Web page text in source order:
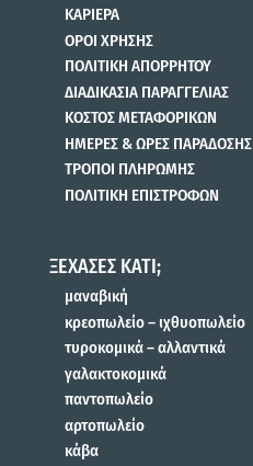
ΚΑΡΙΕΡΑ
ΟΡΟΙ ΧΡΗΣΗΣ
ΠΟΛΙΤΙΚΗ ΑΠΟΡΡΗΤΟΥ
ΔΙΑΔΙΚΑΣΙΑ ΠΑΡΑΓΓΕΛΙΑΣ
ΚΟΣΤΟΣ ΜΕΤΑΦΟΡΙΚΩΝ
ΗΜΕΡΕΣ & ΩΡΕΣ ΠΑΡΑΔΟΣΗΣ
ΤΡΟΠΟΙ ΠΛΗΡΩΜΗΣ
ΠΟΛΙΤΙΚΗ ΕΠΙΣΤΡΟΦΩΝ
ΞΕΧΑΣΕΣ ΚΑΤΙ;
μαναβική
κρεοπωλείο – ιχθυοπωλείο
τυροκομικά – αλλαντικά
γαλακτοκομικά
παντοπωλείο
αρτοπωλείο
κάβα